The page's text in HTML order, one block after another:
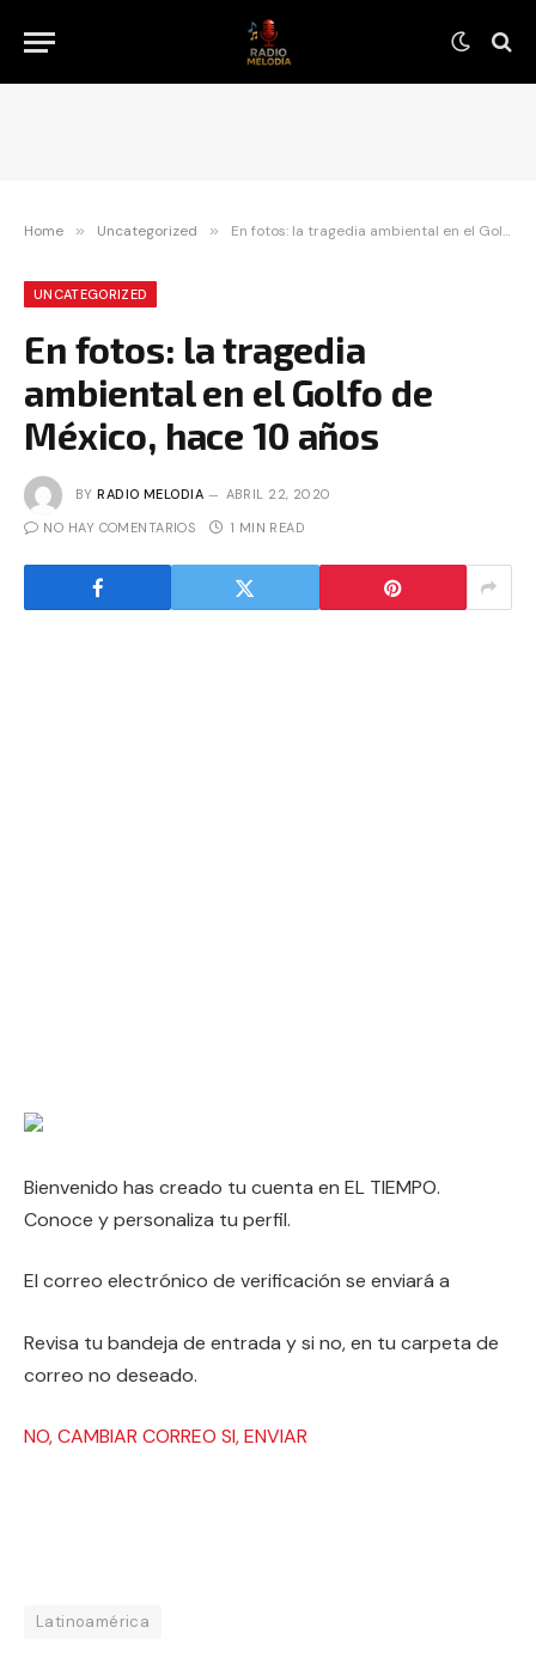
Home » Uncategorized » En fotos: la tragedia ambiental en el Golfo de México, hace 10 años
UNCATEGORIZED
En fotos: la tragedia
ambiental en el Golfo de
México, hace 10 años
BY RADIO MELODIA ABRIL 22, 2020
NO HAY COMENTARIOS 1 MIN READ
Bienvenido has creado tu cuenta en EL TIEMPO.
Conoce y personaliza tu perfil.
El correo electrónico de verificación se enviará a
Revisa tu bandeja de entrada y si no, en tu carpeta de
correo no deseado.
NO, CAMBIAR CORREO SI, ENVIAR
Latinoamérica